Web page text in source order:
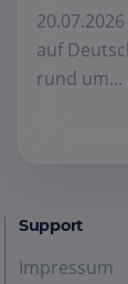
auf
rund um...
Support
Impressum